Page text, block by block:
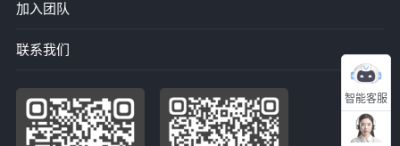
智能客服
加入团队
联系我们